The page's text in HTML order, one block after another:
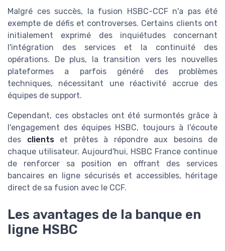
Malgré ces succès, la fusion HSBC-CCF n'a pas été
exempte de défis et controverses. Certains clients ont
initialement exprimé des inquiétudes concernant
l'intégration des services et la continuité des
opérations. De plus, la transition vers les nouvelles
plateformes a parfois généré des problèmes
techniques, nécessitant une réactivité accrue des
équipes de support.
Cependant, ces obstacles ont été surmontés grâce à
l'engagement des équipes HSBC, toujours à l'écoute
des clientset prêtes à répondre aux besoins de
chaque utilisateur. Aujourd'hui, HSBC France continue
de renforcer sa position en offrant des services
bancaires en ligne sécurisés et accessibles, héritage
direct de sa fusion avec le CCF.
Les avantages de la banque en
ligne HSBC